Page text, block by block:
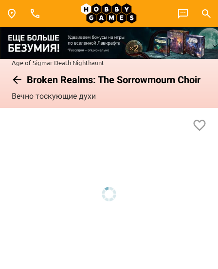
Age of Sigmar Death Nighthaunt
Broken Realms: The Sorrowmourn Choir
Вечно тоскующие духи